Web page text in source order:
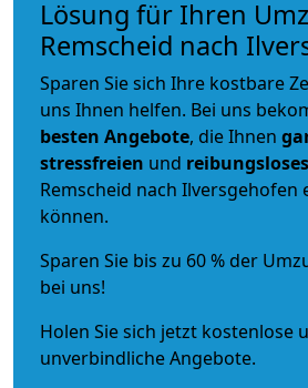
Lösung für Ihren
Remscheid nach
Sparen Sie sich Ihre kostbare
uns Ihnen helfen. Bei uns
besten Angebote, die Ihnen
stressfreien und reibungsloses
Remscheid nach Ilversgehofen
können.
Sparen Sie bis zu 60 % der
bei uns!
Holen Sie sich jetzt kostenlose
unverbindliche Angebote.